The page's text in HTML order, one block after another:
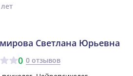
Светлана Юрьевна
0 0 отзывов